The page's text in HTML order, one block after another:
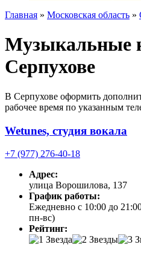
Главная » Московская область »
Музыкальные
Серпухове
В Серпухове оформить
рабочее время по указанным
Wetunes, студия вокала
+7 (977) 276-40-18
Адрес:
улица Ворошилова, 137
График работы:
Ежедневно с 10:00 до
пн-вс)
Рейтинг: